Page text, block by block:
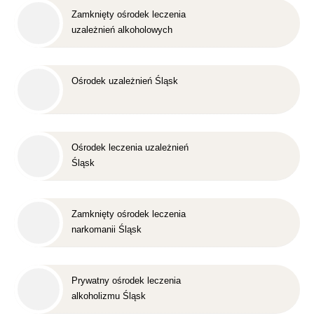
Zamknięty ośrodek leczenia
uzależnień alkoholowych
Ośrodek uzależnień Śląsk
Ośrodek leczenia uzależnień
Śląsk
Zamknięty ośrodek leczenia
narkomanii Śląsk
Prywatny ośrodek leczenia
alkoholizmu Śląsk